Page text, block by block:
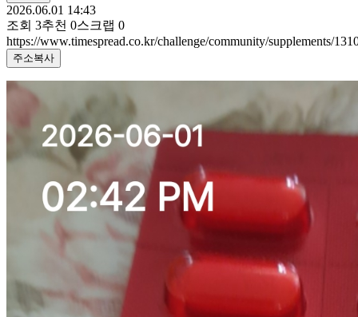
2026.06.01 14:43
조회 3추천 0스크랩 0
https://www.timespread.co.kr/challenge/community/supplements/
주소복사